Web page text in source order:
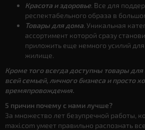
Красота и здоровье. Все для
респектабельного образа в
Товары для дома. Уникальная
ассортимент которой сразу
приложить еще немного усилий
жилище.
Кроме того всегда доступны товары
всей семьей, личного бизнеса и просто
времяпровождения.
5 причин почему с нами лучше?
За множество лет безупречной работы,
maxi.com умеет правильно распознать